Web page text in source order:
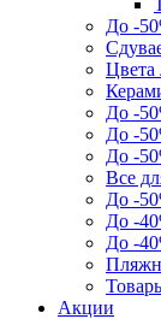
До -
Цвета
До -
До -
До -
Все
До -
До -
До -
Акции